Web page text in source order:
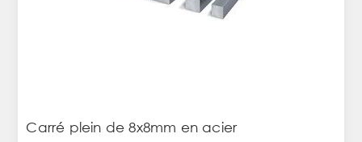
Carré plein de 8x8mm en acier